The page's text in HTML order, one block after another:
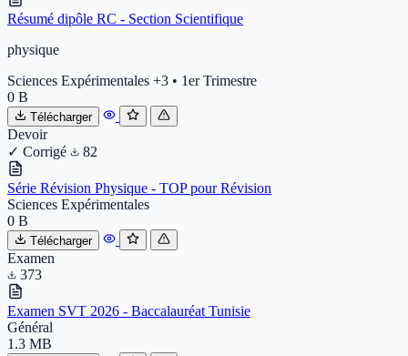
Résumé dipôle RC - Section Scientifique
physique
Sciences Expérimentales +3 • 1er Trimestre
0 B
Télécharger
Devoir
✓ Corrigé
82
Série Révision Physique - TOP pour Révision
Sciences Expérimentales
0 B
Télécharger
Examen
373
Examen SVT 2026 - Baccalauréat Tunisie
Général
1.3 MB